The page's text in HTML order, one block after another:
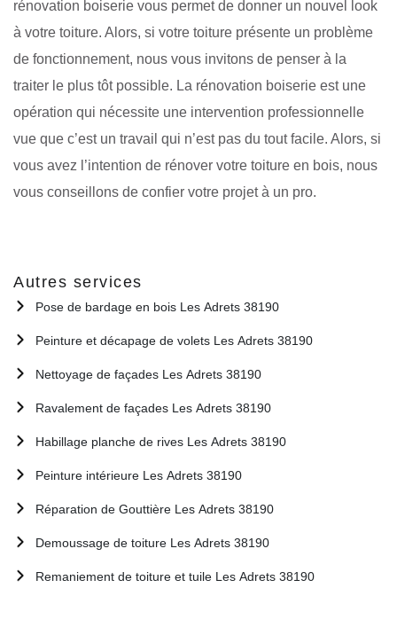
rénovation boiserie vous permet de donner un nouvel look
à votre toiture. Alors, si votre toiture présente un problème
de fonctionnement, nous vous invitons de penser à la
traiter le plus tôt possible. La rénovation boiserie est une
opération qui nécessite une intervention professionnelle
vue que c’est un travail qui n’est pas du tout facile. Alors, si
vous avez l’intention de rénover votre toiture en bois, nous
vous conseillons de confier votre projet à un pro.
Autres services
Pose de bardage en bois Les Adrets 38190
Peinture et décapage de volets Les Adrets 38190
Nettoyage de façades Les Adrets 38190
Ravalement de façades Les Adrets 38190
Habillage planche de rives Les Adrets 38190
Peinture intérieure Les Adrets 38190
Réparation de Gouttière Les Adrets 38190
Demoussage de toiture Les Adrets 38190
Remaniement de toiture et tuile Les Adrets 38190